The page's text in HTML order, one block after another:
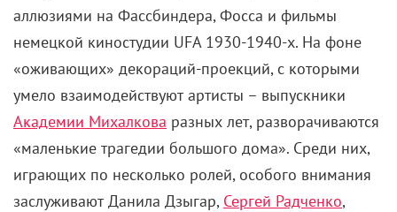
аллюзиями на Фассбиндера, Фосса и фильмы
немецкой киностудии UFA 1930-1940-х. На фоне
«оживающих» декораций-проекций, с которыми
умело взаимодействуют артисты – выпускники
Академии Михалкова разных лет, разворачиваются
«маленькие трагедии большого дома». Среди них,
играющих по несколько ролей, особого внимания
заслуживают Данила Дзыгар, Сергей Радченко,